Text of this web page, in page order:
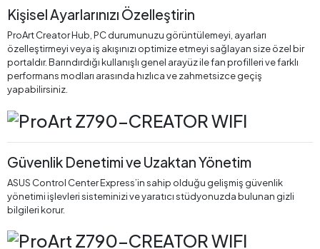
Kişisel Ayarlarınızı Özelleştirin
ProArt Creator Hub, PC durumunuzu görüntülemeyi, ayarları
özelleştirmeyi veya iş akışınızı optimize etmeyi sağlayan size özel bir
portaldır. Barındırdığı kullanışlı genel arayüz ile fan profilleri ve farklı
performans modları arasında hızlıca ve zahmetsizce geçiş
yapabilirsiniz.
Güvenlik Denetimi ve Uzaktan Yönetim
ASUS Control Center Express’in sahip olduğu gelişmiş güvenlik
yönetimi işlevleri sisteminizi ve yaratıcı stüdyonuzda bulunan gizli
bilgileri korur.